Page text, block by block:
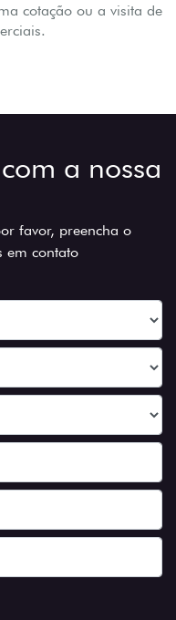
cotação ou a visita de
a nossa
favor, preencha o
em contato